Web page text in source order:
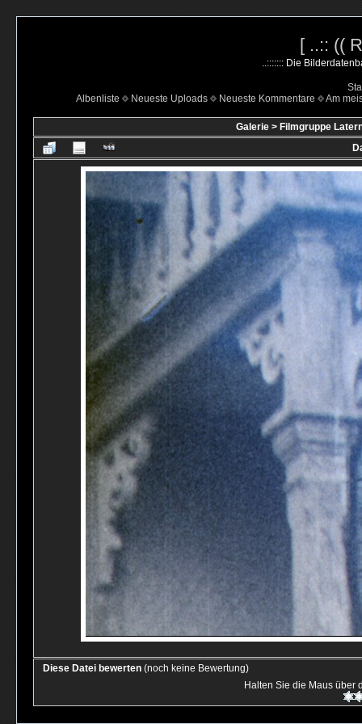
[ ..:: ((
..::::::: Die
Albenliste
Neueste Uploads Neueste Kommentare Am
Galerie > Filmgruppe
Diese Datei bewerten (noch keine Bewertung)
Halten Sie die Maus über